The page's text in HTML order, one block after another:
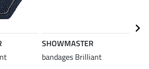
SHOWMASTER
bandages Brilliant